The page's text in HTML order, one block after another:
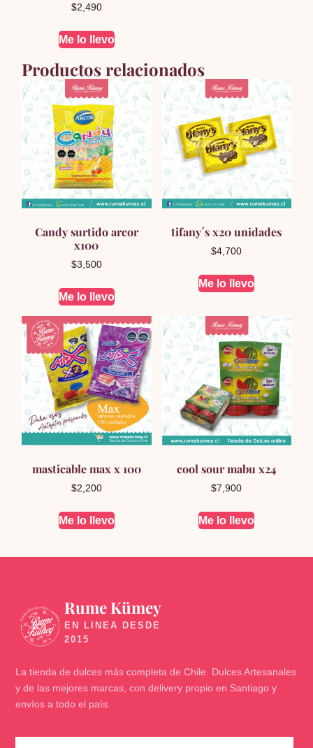
$2,490
Me lo llevo
Productos relacionados
Candy surtido arcor
x100
$3,500
Me lo llevo
tifany´s x20 unidades
$4,700
Me lo llevo
masticable max x 100
$2,200
Me lo llevo
cool sour mabu x24
$7,900
Me lo llevo
🍬
Rume Kümey
La tienda de dulces más completa de Chile. Dulces Artesanales
y de las mejores marcas, con delivery propio en Santiago y
envíos a todo el país.